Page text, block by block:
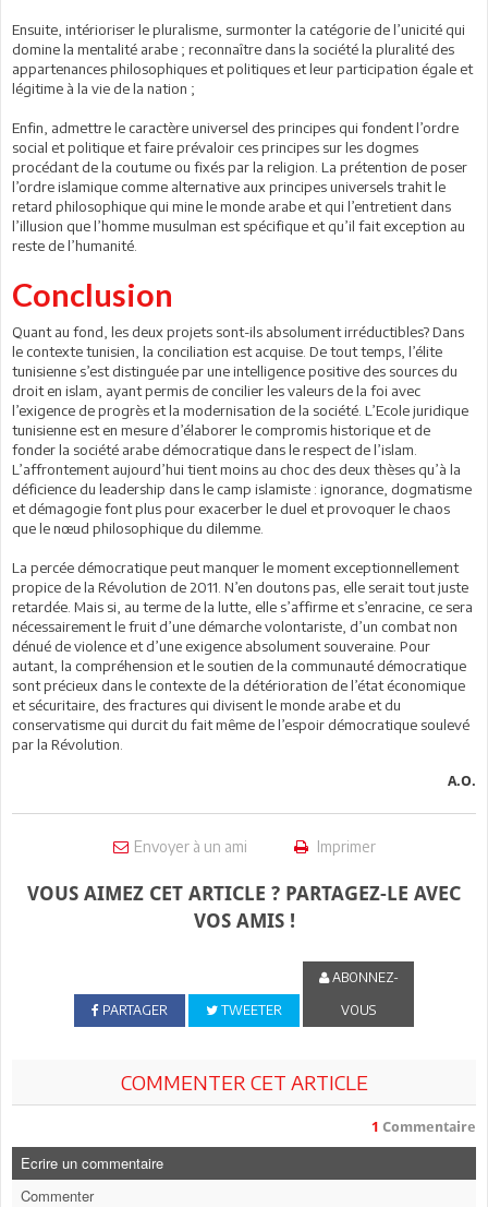
Ensuite, intérioriser le pluralisme, surmonter la catégorie de l’unicité qui
domine la mentalité arabe ; reconnaître dans la société la pluralité des
appartenances philosophiques et politiques et leur participation égale et
légitime à la vie de la nation ;
Enfin, admettre le caractère universel des principes qui fondent l’ordre
social et politique et faire prévaloir ces principes sur les dogmes
procédant de la coutume ou fixés par la religion. La prétention de poser
l’ordre islamique comme alternative aux principes universels trahit le
retard philosophique qui mine le monde arabe et qui l’entretient dans
l’illusion que l’homme musulman est spécifique et qu’il fait exception au
reste de l’humanité.
Conclusion
Quant au fond, les deux projets sont-ils absolument irréductibles? Dans
le contexte tunisien, la conciliation est acquise. De tout temps, l’élite
tunisienne s’est distinguée par une intelligence positive des sources du
droit en islam, ayant permis de concilier les valeurs de la foi avec
l’exigence de progrès et la modernisation de la société. L’Ecole juridique
tunisienne est en mesure d’élaborer le compromis historique et de
fonder la société arabe démocratique dans le respect de l’islam.
L’affrontement aujourd’hui tient moins au choc des deux thèses qu’à la
déficience du leadership dans le camp islamiste : ignorance, dogmatisme
et démagogie font plus pour exacerber le duel et provoquer le chaos
que le nœud philosophique du dilemme.
La percée démocratique peut manquer le moment exceptionnellement
propice de la Révolution de 2011. N’en doutons pas, elle serait tout juste
retardée. Mais si, au terme de la lutte, elle s’affirme et s’enracine, ce sera
nécessairement le fruit d’une démarche volontariste, d’un combat non
dénué de violence et d’une exigence absolument souveraine. Pour
autant, la compréhension et le soutien de la communauté démocratique
sont précieux dans le contexte de la détérioration de l’état économique
et sécuritaire, des fractures qui divisent le monde arabe et du
conservatisme qui durcit du fait même de l’espoir démocratique soulevé
par la Révolution.
A.O.
Envoyer à un ami Imprimer
VOUS AIMEZ CET ARTICLE ? PARTAGEZ-LE AVEC
VOS AMIS !
PARTAGER TWEETER
ABONNEZ-
VOUS
COMMENTER CET ARTICLE
1 Commentaire
Ecrire un commentaire
Commenter